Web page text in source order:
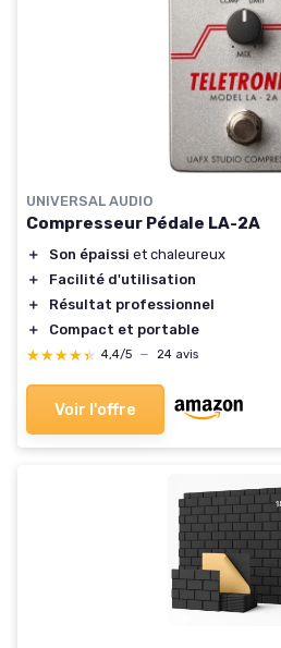
UNIVERSAL AUDIO
Compresseur Pédale LA-2A
＋ Son épaissi et chaleureux
＋
Facilité d'utilisation
＋
Résultat professionnel
＋
Compact et portable
★★★★★
★★★★★ 4,4/5 — 24 avis
Voir l'offre